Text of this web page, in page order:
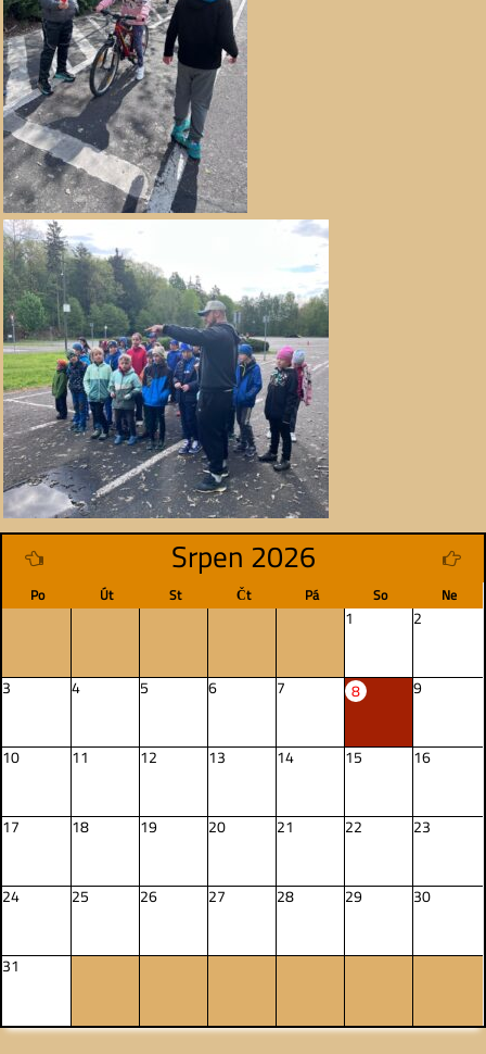
Srpen 2026
Po Út St Čt Pá So Ne
1 2
3 4 5 6 7 8 9
10 11 12 13 14 15 16
17 18 19 20 21 22 23
24 25 26 27 28 29 30
31